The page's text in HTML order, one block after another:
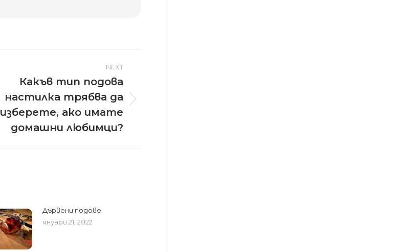
NEXT
Какъв тип подова
настилка трябва да
изберете, ако имате
домашни любимци?
Дървени подове
януари 21, 2022